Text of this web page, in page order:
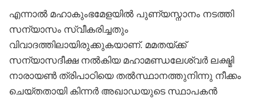
എന്നാൽ മഹാകുംഭമേളയിൽ പുണ്യസ്നാനം നടത്തി
സന്യാസം സ്വീകരിച്ചതും
വിവാദത്തിലായിരുക്കുകയാണ്. മമതയ്ക്ക്
സന്യാസദീക്ഷ നൽകിയ മഹാമണ്ഡലേശ്വർ ലക്ഷ്മി
നാരായൺ ത്രിപാഠിയെ തൽസ്ഥാനത്തുനിന്നു നീക്കം
ചെയ്തതായി കിന്നർ അഖാഡയു‌‌ടെ സ്ഥാപകൻ